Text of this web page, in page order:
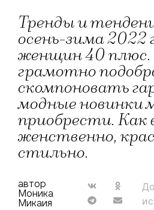
Тренды и
осень-зима 2022
женщин 40 плюс.
грамотно
скомпоновать
модные новинки
приобрести. Как
женственно,
стильно.
автор
Моника
Микаия